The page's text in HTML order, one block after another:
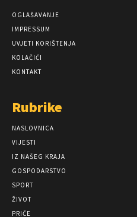
OGLAŠAVANJE
IMPRESSUM
UVJETI KORIŠTENJA
KOLAČIĆI
KONTAKT
Rubrike
NASLOVNICA
VIJESTI
IZ NAŠEG KRAJA
GOSPODARSTVO
SPORT
ŽIVOT
PRIČE